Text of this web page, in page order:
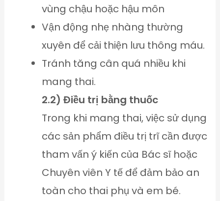
vùng chậu hoặc hậu môn
Vận động nhẹ nhàng thường
xuyên để cải thiện lưu thông máu.
Tránh tăng cân quá nhiều khi
mang thai.
2.2) Điều trị bằng thuốc
Trong khi mang thai, việc sử dụng
các sản phẩm điều trị trĩ cần được
tham vấn ý kiến của Bác sĩ hoặc
Chuyên viên Y tế để đảm bảo an
toàn cho thai phụ và em bé.